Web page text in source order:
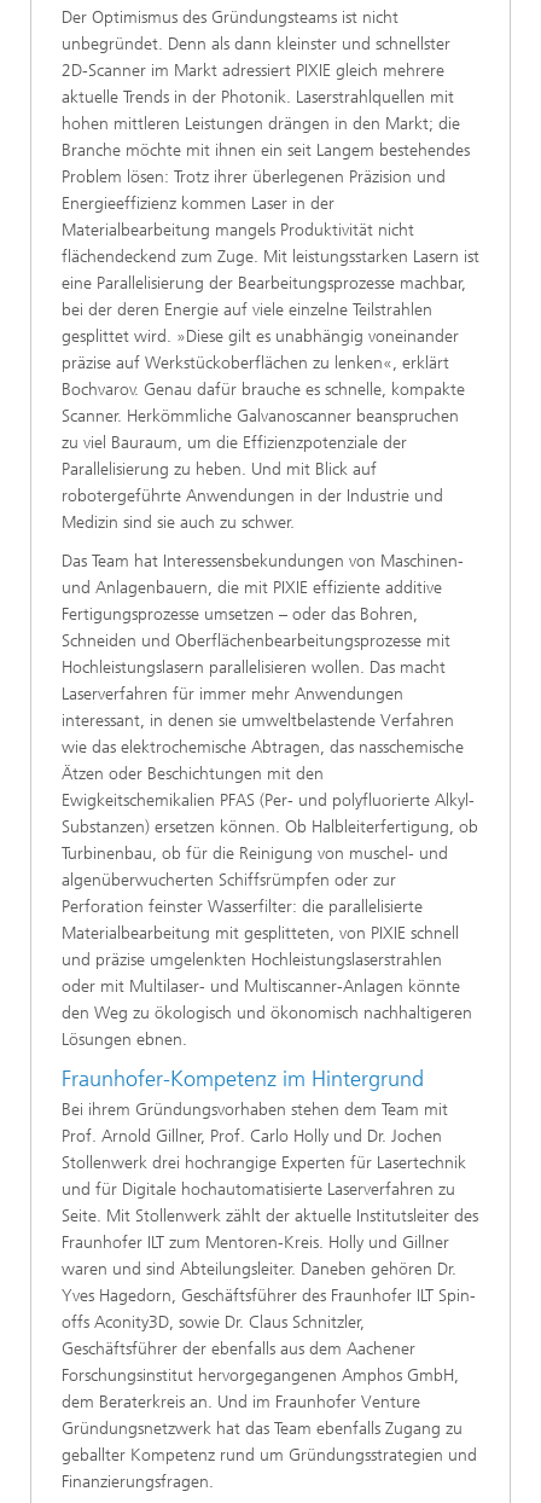
Der Optimismus des Gründungsteams ist nicht
unbegründet. Denn als dann kleinster und schnellster
2D-Scanner im Markt adressiert PIXIE gleich mehrere
aktuelle Trends in der Photonik. Laserstrahlquellen mit
hohen mittleren Leistungen drängen in den Markt; die
Branche möchte mit ihnen ein seit Langem bestehendes
Problem lösen: Trotz ihrer überlegenen Präzision und
Energieeffizienz kommen Laser in der
Materialbearbeitung mangels Produktivität nicht
flächendeckend zum Zuge. Mit leistungsstarken Lasern ist
eine Parallelisierung der Bearbeitungsprozesse machbar,
bei der deren Energie auf viele einzelne Teilstrahlen
gesplittet wird. »Diese gilt es unabhängig voneinander
präzise auf Werkstückoberflächen zu lenken«, erklärt
Bochvarov. Genau dafür brauche es schnelle, kompakte
Scanner. Herkömmliche Galvanoscanner beanspruchen
zu viel Bauraum, um die Effizienzpotenziale der
Parallelisierung zu heben. Und mit Blick auf
robotergeführte Anwendungen in der Industrie und
Medizin sind sie auch zu schwer.
Das Team hat Interessensbekundungen von Maschinen-
und Anlagenbauern, die mit PIXIE effiziente additive
Fertigungsprozesse umsetzen – oder das Bohren,
Schneiden und Oberflächenbearbeitungsprozesse mit
Hochleistungslasern parallelisieren wollen. Das macht
Laserverfahren für immer mehr Anwendungen
interessant, in denen sie umweltbelastende Verfahren
wie das elektrochemische Abtragen, das nasschemische
Ätzen oder Beschichtungen mit den
Ewigkeitschemikalien PFAS (Per- und polyfluorierte Alkyl-
Substanzen) ersetzen können. Ob Halbleiterfertigung, ob
Turbinenbau, ob für die Reinigung von muschel- und
algenüberwucherten Schiffsrümpfen oder zur
Perforation feinster Wasserfilter: die parallelisierte
Materialbearbeitung mit gesplitteten, von PIXIE schnell
und präzise umgelenkten Hochleistungslaserstrahlen
oder mit Multilaser- und Multiscanner-Anlagen könnte
den Weg zu ökologisch und ökonomisch nachhaltigeren
Lösungen ebnen.
Fraunhofer-Kompetenz im Hintergrund
Bei ihrem Gründungsvorhaben stehen dem Team mit
Prof. Arnold Gillner, Prof. Carlo Holly und Dr. Jochen
Stollenwerk drei hochrangige Experten für Lasertechnik
und für Digitale hochautomatisierte Laserverfahren zu
Seite. Mit Stollenwerk zählt der aktuelle Institutsleiter des
Fraunhofer ILT zum Mentoren-Kreis. Holly und Gillner
waren und sind Abteilungsleiter. Daneben gehören Dr.
Yves Hagedorn, Geschäftsführer des Fraunhofer ILT Spin-
offs Aconity3D, sowie Dr. Claus Schnitzler,
Geschäftsführer der ebenfalls aus dem Aachener
Forschungsinstitut hervorgegangenen Amphos GmbH,
dem Beraterkreis an. Und im Fraunhofer Venture
Gründungsnetzwerk hat das Team ebenfalls Zugang zu
geballter Kompetenz rund um Gründungsstrategien und
Finanzierungsfragen.